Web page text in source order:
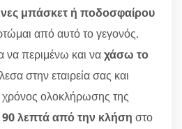
μπάσκετ ή ποδοσφαίρου
από αυτό το γεγονός.
περιμένω και ναχάσω το
στην εταιρεία σας και
χρόνος ολοκλήρωσης της
90 λεπτά από την κλήση στο